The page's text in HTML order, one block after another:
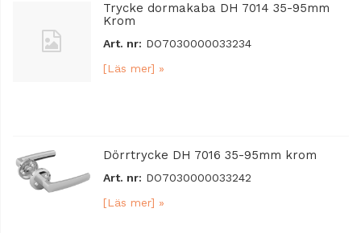
Trycke dormakaba DH 7014 35-95mm
Krom
Art. nr: DO7030000033234
[Läs mer] »
Dörrtrycke DH 7016 35-95mm krom
Art. nr: DO7030000033242
[Läs mer] »